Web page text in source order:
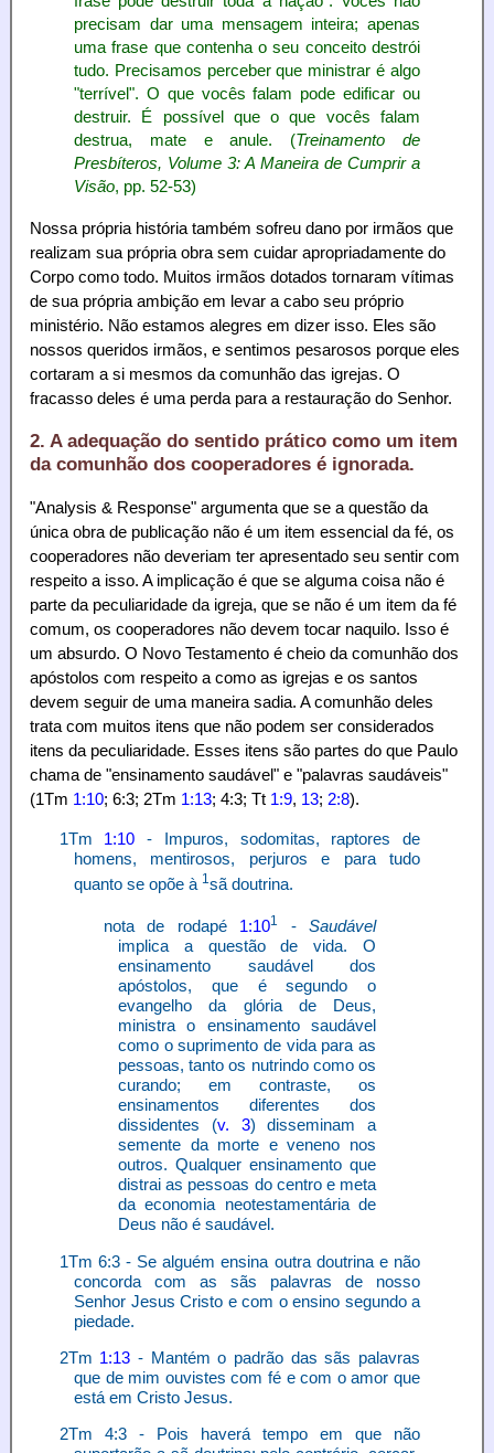
precisam dar uma mensagem inteira; apenas
uma frase que contenha o seu conceito destrói
tudo. Precisamos perceber que ministrar é algo
"terrível". O que vocês falam pode edificar ou
destruir. É possível que o que vocês falam
destrua, mate e anule. (Treinamento de
Presbíteros, Volume 3: A Maneira de Cumprir a
Visão, pp. 52-53)
Nossa própria história também sofreu dano por irmãos que
realizam sua própria obra sem cuidar apropriadamente do
Corpo como todo. Muitos irmãos dotados tornaram vítimas
de sua própria ambição em levar a cabo seu próprio
ministério. Não estamos alegres em dizer isso. Eles são
nossos queridos irmãos, e sentimos pesarosos porque eles
cortaram a si mesmos da comunhão das igrejas. O
fracasso deles é uma perda para a restauração do Senhor.
2. A adequação do sentido prático como um item
da comunhão dos cooperadores é ignorada.
"Analysis & Response" argumenta que se a questão da
única obra de publicação não é um item essencial da fé, os
cooperadores não deveriam ter apresentado seu sentir com
respeito a isso. A implicação é que se alguma coisa não é
parte da peculiaridade da igreja, que se não é um item da fé
comum, os cooperadores não devem tocar naquilo. Isso é
um absurdo. O Novo Testamento é cheio da comunhão dos
apóstolos com respeito a como as igrejas e os santos
devem seguir de uma maneira sadia. A comunhão deles
trata com muitos itens que não podem ser considerados
itens da peculiaridade. Esses itens são partes do que Paulo
chama de "ensinamento saudável" e "palavras saudáveis"
(1Tm 1:10; 6:3; 2Tm 1:13; 4:3; Tt 1:9, 13; 2:8).
1Tm 1:10 - Impuros, sodomitas, raptores de
homens, mentirosos, perjuros e para tudo
quanto se opõe à 1 sã doutrina.
nota de rodapé 1:101 -Saudável
implica a questão de vida. O
ensinamento saudável dos
apóstolos, que é segundo o
evangelho da glória de Deus,
ministra o ensinamento saudável
como o suprimento de vida para as
pessoas, tanto os nutrindo como os
curando; em contraste, os
ensinamentos diferentes dos
dissidentes (v. 3) disseminam a
semente da morte e veneno nos
outros. Qualquer ensinamento que
distrai as pessoas do centro e meta
da economia neotestamentária de
Deus não é saudável.
1Tm 6:3 - Se alguém ensina outra doutrina e não
concorda com as sãs palavras de nosso
Senhor Jesus Cristo e com o ensino segundo a
piedade.
2Tm 1:13 - Mantém o padrão das sãs palavras
que de mim ouvistes com fé e com o amor que
está em Cristo Jesus.
2Tm 4:3 - Pois haverá tempo em que não